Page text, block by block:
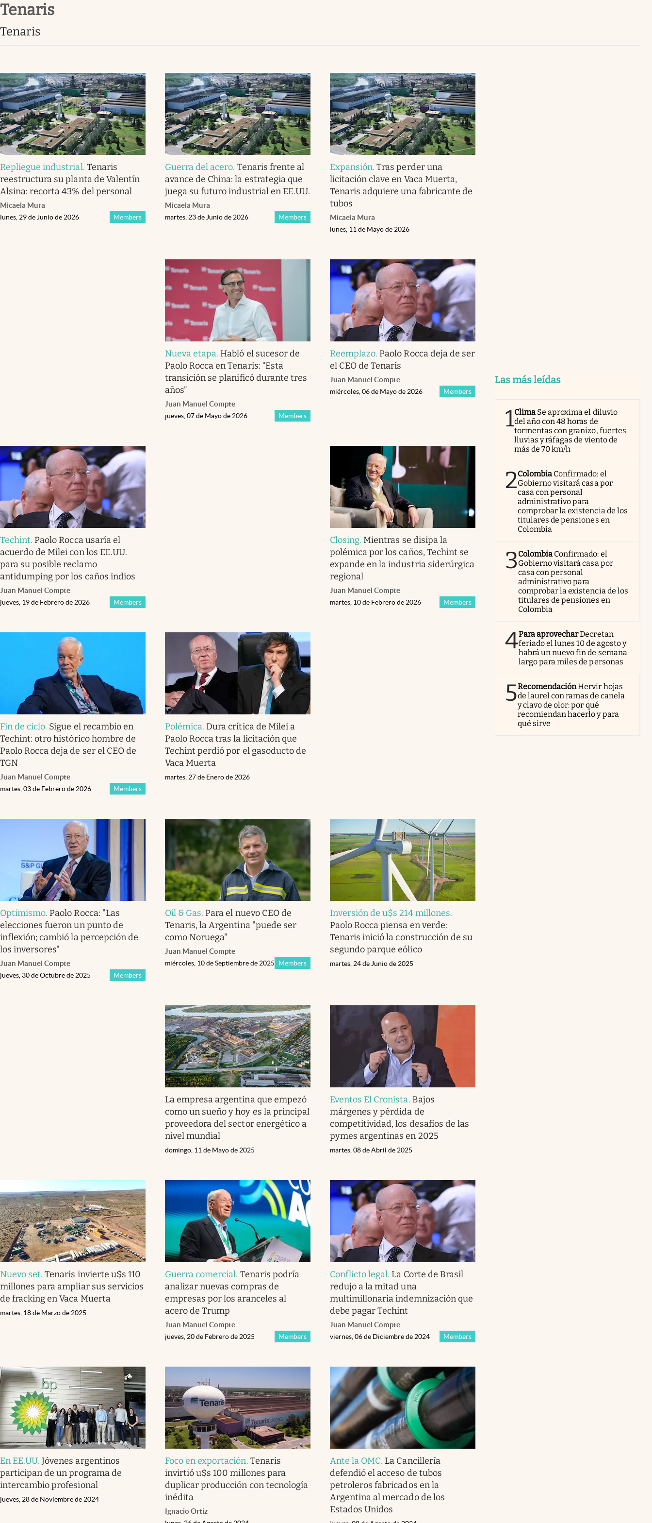
Infotechnology
Eventos Corporativos
El Cronista Studio
Mediakit
abre en nueva pestaña
Tenaris
Tenaris
Repliegue industrial. Tenaris
reestructura su planta de Valentín
Alsina: recorta 43% del personal
Micaela Mura
Members
lunes, 29 de Junio de 2026
Guerra del acero. Tenaris frente al
avance de China: la estrategia que
juega su futuro industrial en EE.UU.
Micaela Mura
Members
martes, 23 de Junio de 2026
Expansión.Tras perder una
licitación clave en Vaca Muerta,
Tenaris adquiere una fabricante de
tubos
Micaela Mura
lunes, 11 de Mayo de 2026
Nueva etapa. Habló el sucesor de
Paolo Rocca en Tenaris: “Esta
transición se planificó durante tres
años”
Juan Manuel Compte
Members
jueves, 07 de Mayo de 2026
Reemplazo. Paolo Rocca deja de ser
el CEO de Tenaris
Juan Manuel Compte
Members
miércoles, 06 de Mayo de 2026
Techint. Paolo Rocca usaría el
acuerdo de Milei con los EE.UU.
para su posible reclamo
antidumping por los caños indios
Juan Manuel Compte
Members
jueves, 19 de Febrero de 2026
Closing. Mientras se disipa la
polémica por los caños, Techint se
expande en la industria siderúrgica
regional
Juan Manuel Compte
Members
martes, 10 de Febrero de 2026
Fin de ciclo. Sigue el recambio en
Techint: otro histórico hombre de
Paolo Rocca deja de ser el CEO de
TGN
Juan Manuel Compte
Members
martes, 03 de Febrero de 2026
Polémica. Dura crítica de Milei a
Paolo Rocca tras la licitación que
Techint perdió por el gasoducto de
Vaca Muerta
martes, 27 de Enero de 2026
Optimismo. Paolo Rocca: "Las
elecciones fueron un punto de
inflexión; cambió la percepción de
los inversores"
Juan Manuel Compte
Members
jueves, 30 de Octubre de 2025
Oil & Gas. Para el nuevo CEO de
Tenaris, la Argentina "puede ser
como Noruega"
Juan Manuel Compte
Members
miércoles, 10 de Septiembre de 2025
Inversión de u$s 214 millones.
Paolo Rocca piensa en verde:
Tenaris inició la construcción de su
segundo parque eólico
martes, 24 de Junio de 2025
La empresa argentina que empezó
como un sueño y hoy es la principal
proveedora del sector energético a
nivel mundial
domingo, 11 de Mayo de 2025
Eventos El Cronista. Bajos
márgenes y pérdida de
competitividad, los desafíos de las
pymes argentinas en 2025
martes, 08 de Abril de 2025
Nuevo set.Tenaris invierte u$s 110
millones para ampliar sus servicios
de fracking en Vaca Muerta
martes, 18 de Marzo de 2025
Guerra comercial. Tenaris podría
analizar nuevas compras de
empresas por los aranceles al
acero de Trump
Juan Manuel Compte
Members
jueves, 20 de Febrero de 2025
Conflicto legal. La Corte de Brasil
redujo a la mitad una
multimillonaria indemnización que
debe pagar Techint
Juan Manuel Compte
Members
viernes, 06 de Diciembre de 2024
En EE.UU.Jóvenes argentinos
participan de un programa de
intercambio profesional
jueves, 28 de Noviembre de 2024
Foco en exportación. Tenaris
invirtió u$s 100 millones para
duplicar producción con tecnología
inédita
Ignacio Ortiz
Ante la OMC. La Cancillería
defendió el acceso de tubos
petroleros fabricados en la
Argentina al mercado de los
Estados Unidos
Las más leídas
1Clima Se aproxima el diluvio
del año con 48 horas de
tormentas con granizo, fuertes
lluvias y ráfagas de viento de
más de 70 km/h
2Colombia Confirmado: el
Gobierno visitará casa por
casa con personal
administrativo para
comprobar la existencia de los
titulares de pensiones en
Colombia
3Colombia Confirmado: el
Gobierno visitará casa por
casa con personal
administrativo para
comprobar la existencia de los
titulares de pensiones en
Colombia
4Para aprovecharDecretan
feriado el lunes 10 de agosto y
habrá un nuevo fin de semana
largo para miles de personas
5RecomendaciónHervir hojas
de laurel con ramas de canela
y clavo de olor: por qué
recomiendan hacerlo y para
qué sirve